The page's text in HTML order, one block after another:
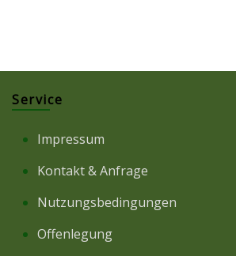
Service
Impressum
Kontakt & Anfrage
Nutzungsbedingungen
Offenlegung